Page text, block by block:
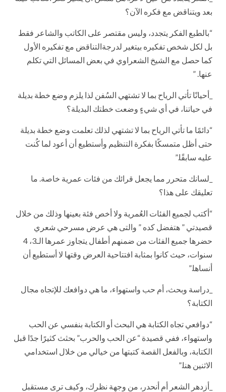
بعد ويتناقض مع فكره الآن؟
“بالطبع الفكر يتجدد، وليس مقتصر على الكاتب والشاعر فقط
بل لكل شخص تفكيره بيتغير لدرجةالتناقض مع تفكيره الأول
كما حصل مع الشيخ الشعراوي في بعض المسائل التي تكلم
عنها. ”
_أحيانًا تأتي الرياح بما لا تشتهي السُفن لذا يلزم وضع خطة بديلة
في حياتنا، في أي شيءٍ وضعت خطتك البديلة؟
“دائمًا ما تأتي الرياح بما لا تشتهي لذلك تعلمت وضع خطة بديلة
حتى أظل متمسكًا بفكرة التنظيم وأستطيع أن أعود لما كُنت
عليه سابقًا.”
_لسانك متحرر مما يجعل قرائك من فئات عمرية خاصة. ما
تعليقك على هذا؟
“أكتب لجميع الفئات العُمرية ولا أخص فئة بعينها وذلك من خلال
قصيدتي ” هتفضل كده ” والتى هي عرض مسرحي شعري
حضرها جميع الفئات من ضمنهم أطفال يتجاوز عمرها الـ3، 4
سنوات، حيث كانوا بمثابة افتتاحية العرض وقتها لا أستطيع أن
أنساها.”
_دراسة وبحث، أم حب واستهواء، ما هي دوافعك للإتجاه مجال
الكتابة؟
“دوافعي تجاه الكتابة هي البحث أو الكتابة بنفسي عن الحب
واستهواء، ففي قصيدة “عن الحب والحرب” بحثث كثيرًا جدًا قبل
الكتابة، وبالفعل القصة كتبتها من خيالي من خلال استخدامي
الاثنين هنا.”
_أزدهر الشعر أم أنحدر، من وجهة نظرك، وكيف ترى مستقبل